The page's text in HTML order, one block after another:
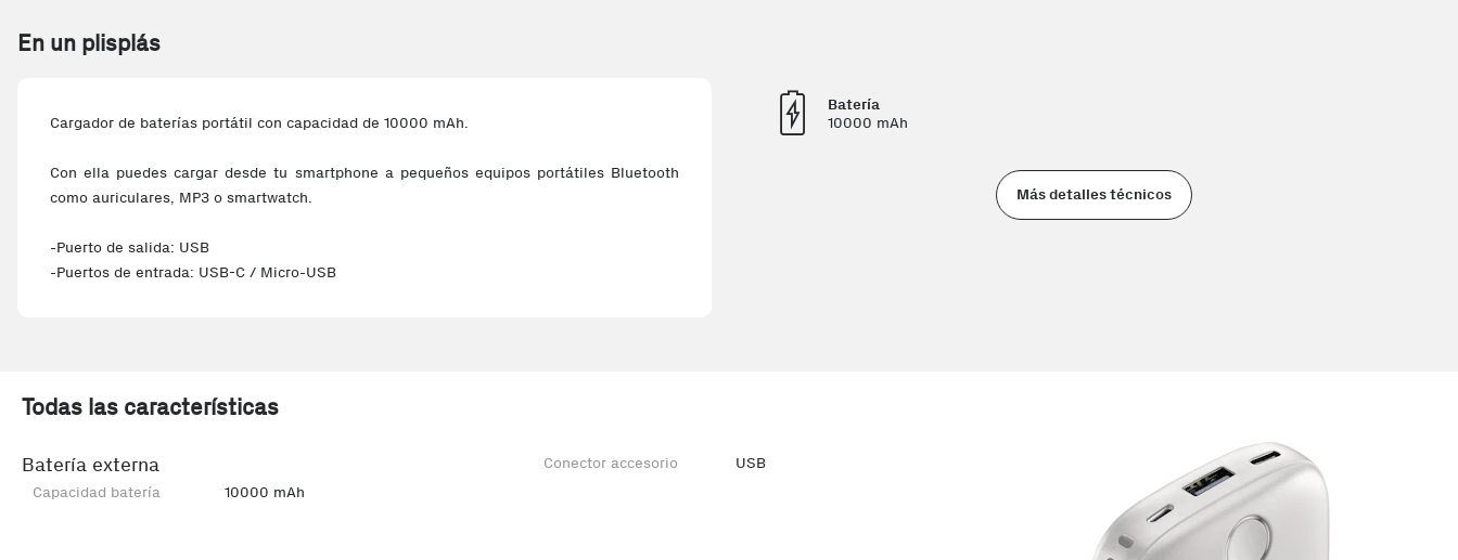
En un plisplás
Cargador de baterías portátil con capacidad de 10000 mAh.
Con ella puedes cargar desde tu smartphone a pequeños equipos portátiles Bluetooth
como auriculares, MP3 o smartwatch.
-Puerto de salida: USB
-Puertos de entrada: USB-C / Micro-USB
Batería
10000 mAh
Más detalles técnicos
Todas las características
Batería externa
Capacidad batería 10000 mAh
Conector accesorio USB